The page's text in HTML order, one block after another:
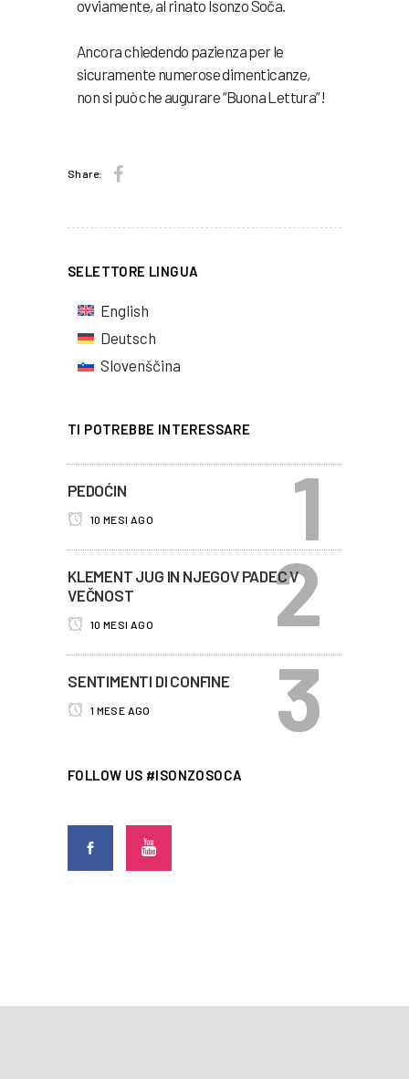
ovviamente, al rinato Isonzo Soča.
Ancora chiedendo pazienza per le
sicuramente numerose dimenticanze,
non si può che augurare “Buona Lettura”!
Share:
SELETTORE LINGUA
English
Deutsch
Slovenščina
TI POTREBBE INTERESSARE
PEDOĆIN
10 MESI AGO
KLEMENT JUG IN NJEGOV PADEC V
VEČNOST
10 MESI AGO
SENTIMENTI DI CONFINE
1 MESE AGO
FOLLOW US #ISONZOSOCA